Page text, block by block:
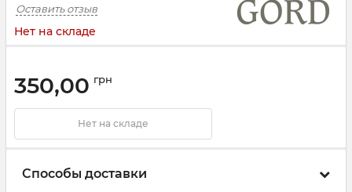
Оставить отзыв
Нет на складе
350,00 грн
Нет на складе
Способы доставки